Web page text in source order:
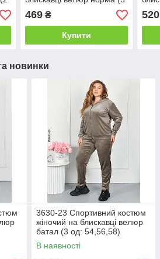
од: 42,44,46)
469₴
Купити
од:
520
новинки
3630-23 Спортивний костюм
жіночий на блискавці велюр
батал (3 од: 54,56,58)
В наявності